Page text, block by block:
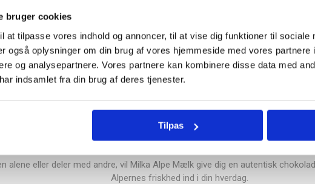
bruger cookies
at tilpasse vores indhold og annoncer, til at vise dig funktioner til sociale
også oplysninger om din brug af vores hjemmeside med vores partnere
og analysepartnere. Vores partnere kan kombinere disse data med
indsamlet fra din brug af deres tjenester.
Tilpas
en klassisk mælkechokolade fra det ikoniske brand Milka, kendt for sin
har Milka fremstillet chokolade af høj kvalitet med mælk fra Alperne, hvilket
smelter blidt på tungen og er perfekt til både små hyggestunder og som en
alene eller deler med andre, vil Milka Alpe Mælk give dig en autentisk
Alpernes friskhed ind i din hverdag.